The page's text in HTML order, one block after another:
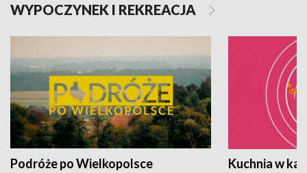
WYPOCZYNEK I REKREACJA
Podróże po Wielkopolsce Kuchnia w